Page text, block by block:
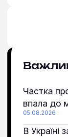
Частка
впала до
05.08.2026
В Україні